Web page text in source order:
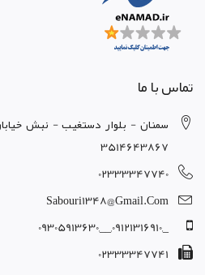
تماس با ما
سمنان - بلوار دستغيب - نبش
3514643867
02333347740
Sabouri1348@gmail.com
_,09121316910,__,09305913630
02333347741